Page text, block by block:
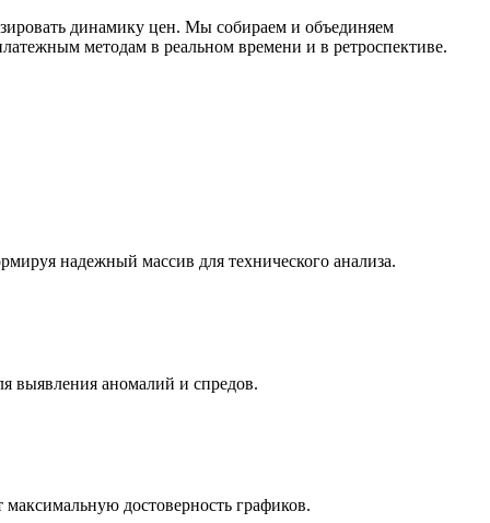
динамику цен. Мы собираем и объединяем
методам в реальном времени и в ретроспективе.
надежный массив для технического анализа.
выявления аномалий и спредов.
достоверность графиков.